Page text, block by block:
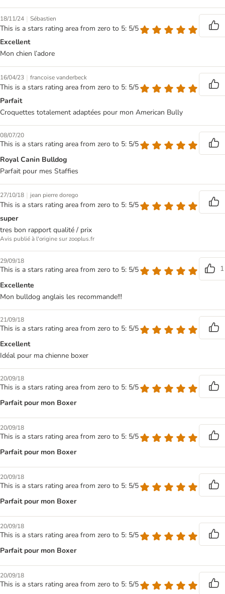
18/11/24 | Sébastien
This is a stars rating area from zero to 5: 5/5
Excellent
Mon chien l’adore
16/04/23 | francoise vanderbeck
This is a stars rating area from zero to 5: 5/5
Parfait
Croquettes totalement adaptées pour mon American Bully
08/07/20
This is a stars rating area from zero to 5: 5/5
Royal Canin Bulldog
Parfait pour mes Staffies
27/10/18 | jean pierre dorego
This is a stars rating area from zero to 5: 5/5
super
tres bon rapport qualité / prix
Avis publié à l'origine sur zooplus.fr
29/09/18
This is a stars rating area from zero to 5: 5/5
1
Excellente
Mon bulldog anglais les recommande!!!
21/09/18
This is a stars rating area from zero to 5: 5/5
Excellent
Idéal pour ma chienne boxer
20/09/18
This is a stars rating area from zero to 5: 5/5
Parfait pour mon Boxer
20/09/18
This is a stars rating area from zero to 5: 5/5
Parfait pour mon Boxer
20/09/18
This is a stars rating area from zero to 5: 5/5
Parfait pour mon Boxer
20/09/18
This is a stars rating area from zero to 5: 5/5
Parfait pour mon Boxer
20/09/18
This is a stars rating area from zero to 5: 5/5